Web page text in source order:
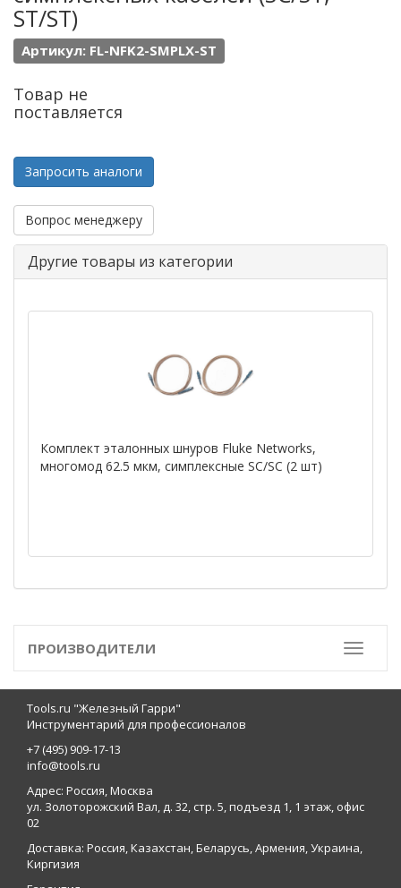
ST/ST)
Артикул: FL-NFK2-SMPLX-ST
Товар не
поставляется
Запросить аналоги
Вопрос менеджеру
Другие товары из категории
Комплект эталонных шнуров Fluke Networks,
многомод 62.5 мкм, симплексные SC/SC (2 шт)
Toggle
ПРОИЗВОДИТЕЛИ
Tools.ru "Железный Гарри"
Инструментарий для профессионалов
+7 (495) 909-17-13
info@tools.ru
Адрес: Россия, Москва
ул. Золоторожский Вал, д. 32, стр. 5, подъезд 1, 1 этаж, офис
02
Доставка: Россия, Казахстан, Беларусь, Армения, Украина,
Киргизия